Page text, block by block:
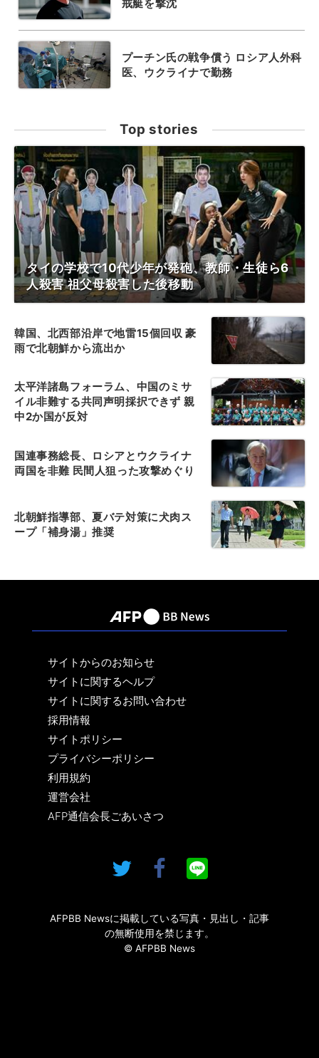
戒艇を撃沈
プーチン氏の戦争償う ロシア人外科
医、ウクライナで勤務
Top stories
タイの学校で10代少年が発砲、教師・生徒ら6
人殺害 祖父母殺害した後移動
韓国、北西部沿岸で地雷15個回収 豪
雨で北朝鮮から流出か
太平洋諸島フォーラム、中国のミサ
イル非難する共同声明採択できず 親
中2か国が反対
国連事務総長、ロシアとウクライナ
両国を非難 民間人狙った攻撃めぐり
北朝鮮指導部、夏バテ対策に犬肉ス
ープ「補身湯」推奨
サイトからのお知らせ
サイトに関するヘルプ
サイトに関するお問い合わせ
採用情報
サイトポリシー
プライバシーポリシー
利用規約
運営会社
AFP通信会長ごあいさつ
AFPBB Newsに掲載している写真・見出し・記事
の無断使用を禁じます。
© AFPBB News